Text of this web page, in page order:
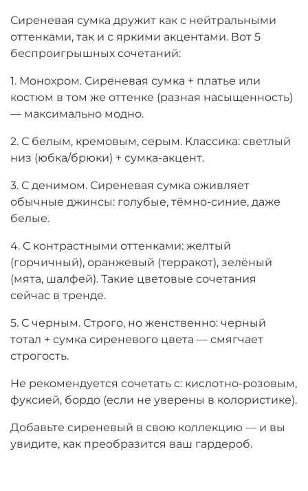
Сиреневая сумка дружит как с нейтральными
оттенками, так и с яркими акцентами. Вот 5
беспроигрышных сочетаний:
1. Монохром. Сиреневая сумка + платье или
костюм в том же оттенке (разная насыщенность)
— максимально модно.
2. С белым, кремовым, серым. Классика: светлый
низ (юбка/брюки) + сумка-акцент.
3. С денимом. Сиреневая сумка оживляет
обычные джинсы: голубые, тёмно-синие, даже
белые.
4. С контрастными оттенками: желтый
(горчичный), оранжевый (терракот), зелёный
(мята, шалфей). Такие цветовые сочетания
сейчас в тренде.
5. С черным. Строго, но женственно: черный
тотал + сумка сиреневого цвета — смягчает
строгость.
Не рекомендуется сочетать с: кислотно-розовым,
фуксией, бордо (если не уверены в колористике).
Добавьте сиреневый в свою коллекцию — и вы
увидите, как преобразится ваш гардероб.